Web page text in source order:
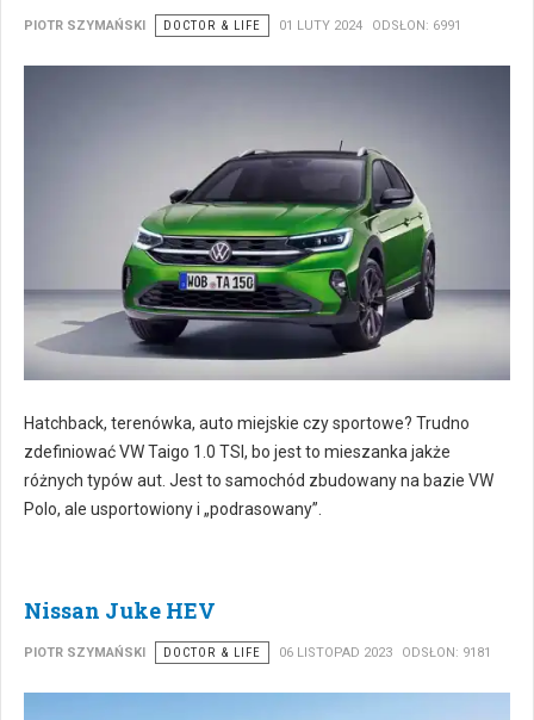
PIOTR SZYMAŃSKI DOCTOR & LIFE 01 LUTY 2024 ODSŁON: 6991
Hatchback, terenówka, auto miejskie czy sportowe? Trudno
zdefiniować VW Taigo 1.0 TSI, bo jest to mieszanka jakże
różnych typów aut. Jest to samochód zbudowany na bazie VW
Polo, ale usportowiony i „podrasowany”.
Nissan Juke HEV
PIOTR SZYMAŃSKI DOCTOR & LIFE 06 LISTOPAD 2023 ODSŁON: 9181